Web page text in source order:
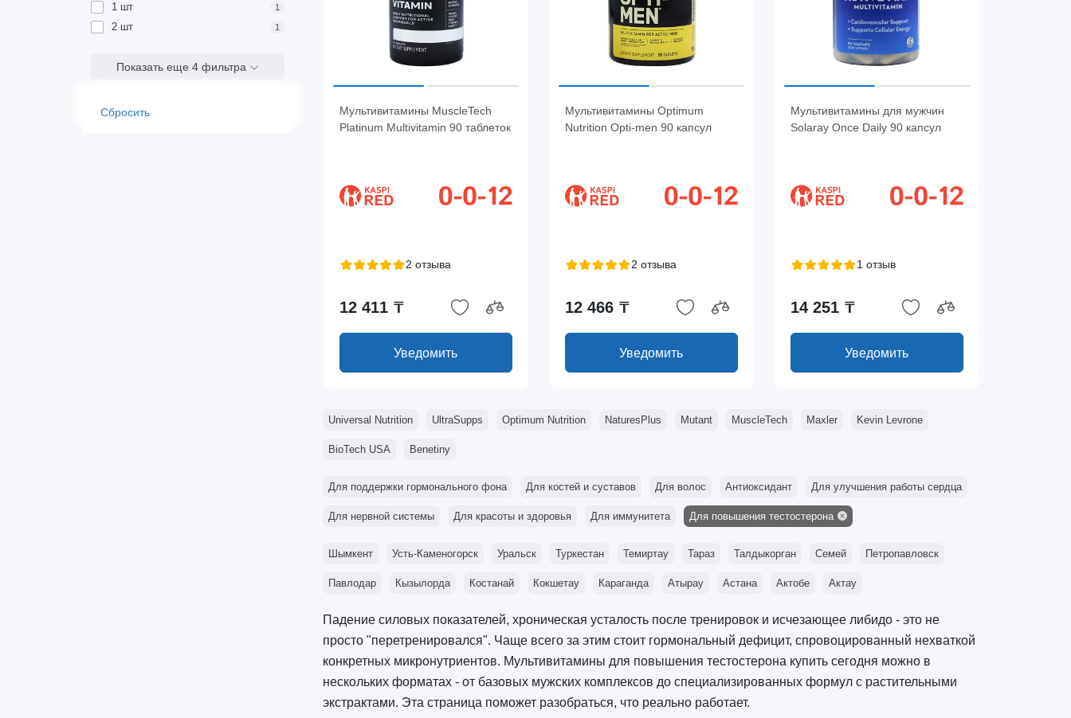
1 шт 1
2 шт 1
Показать еще 4 фильтра
Сбросить
Мультивитамины MuscleTech
Platinum Multivitamin 90 таблеток
2 отзыва
12 411 ₸
Уведомить
Мультивитамины Optimum
Nutrition Opti-men 90 капсул
2 отзыва
12 466 ₸
Уведомить
Мультивитамины для мужчин
Solaray Once Daily 90 капсул
1 отзыв
14 251 ₸
Уведомить
Universal Nutrition UltraSupps Optimum Nutrition NaturesPlus Mutant MuscleTech Maxler Kevin Levrone
BioTech USA Benetiny
Для поддержки гормонального фона Для костей и суставов Для волос Антиоксидант Для улучшения работы сердца
Для нервной системы Для красоты и здоровья Для иммунитета Для повышения тестостерона
Шымкент Усть-Каменогорск Уральск Туркестан Темиртау Тараз Талдыкорган Семей Петропавловск
Павлодар Кызылорда Костанай Кокшетау Караганда Атырау Астана Актобе Актау
Падение силовых показателей, хроническая усталость после тренировок и исчезающее либидо - это не
просто "перетренировался". Чаще всего за этим стоит гормональный дефицит, спровоцированный нехваткой
конкретных микронутриентов. Мультивитамины для повышения тестостерона купить сегодня можно в
нескольких форматах - от базовых мужских комплексов до специализированных формул с растительными
экстрактами. Эта страница поможет разобраться, что реально работает.